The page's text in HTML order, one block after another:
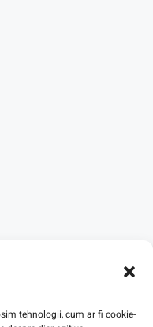
tehnologii, cum ar fi cookie-